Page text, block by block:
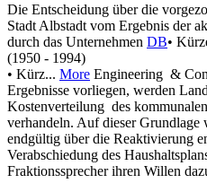
Die Entscheidung über die
Stadt Albstadt vom Ergebnis der
durch das Unternehmen DB•
(1950 - 1994)
• Kürz... More Engineering &
Ergebnisse vorliegen, werden
Kostenverteilung des
verhandeln. Auf dieser Grundlage
endgültig über die Reaktivierung
Verabschiedung des
Fraktionssprecher ihren Willen